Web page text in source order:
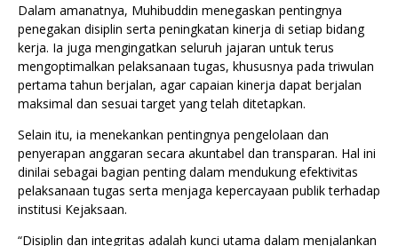
Dalam amanatnya, Muhibuddin menegaskan pentingnya
penegakan disiplin serta peningkatan kinerja di setiap bidang
kerja. Ia juga mengingatkan seluruh jajaran untuk terus
mengoptimalkan pelaksanaan tugas, khususnya pada triwulan
pertama tahun berjalan, agar capaian kinerja dapat berjalan
maksimal dan sesuai target yang telah ditetapkan.
Selain itu, ia menekankan pentingnya pengelolaan dan
penyerapan anggaran secara akuntabel dan transparan. Hal ini
dinilai sebagai bagian penting dalam mendukung efektivitas
pelaksanaan tugas serta menjaga kepercayaan publik terhadap
institusi Kejaksaan.
“Disiplin dan integritas adalah kunci utama dalam menjalankan